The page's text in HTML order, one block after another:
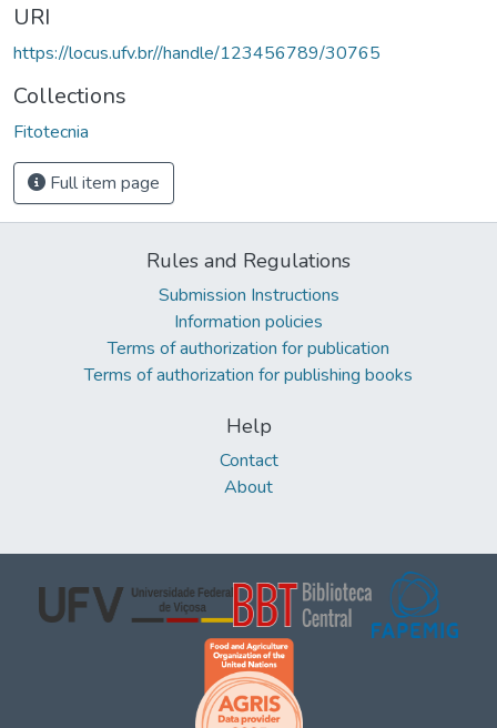
URI
https://locus.ufv.br//handle/123456789/30765
Collections
Fitotecnia
Full item page
Rules and Regulations
Submission Instructions
Information policies
Terms of authorization for publication
Terms of authorization for publishing books
Help
Contact
About